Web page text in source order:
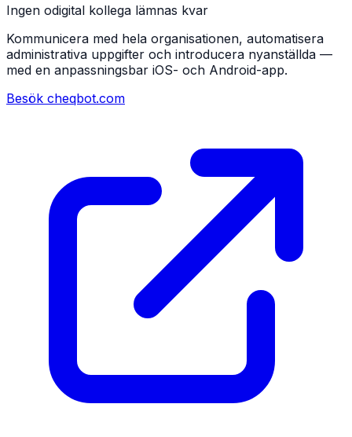
Ingen odigital kollega lämnas kvar
Kommunicera med hela organisationen, automatisera
administrativa uppgifter och introducera nyanställda —
med en anpassningsbar iOS- och Android-app.
Besök cheqbot.com